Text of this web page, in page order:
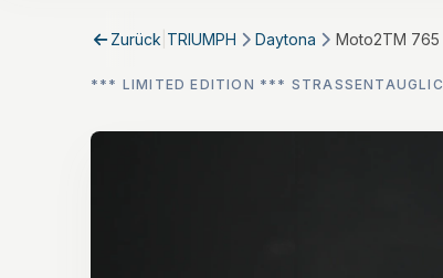
Zurück TRIUMPH Daytona Moto2TM 765
*** LIMITED EDITION ***